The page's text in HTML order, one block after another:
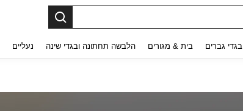
בגדי גברים בית & מגורים הלבשה תחתונה ובגדי שינה נעליים